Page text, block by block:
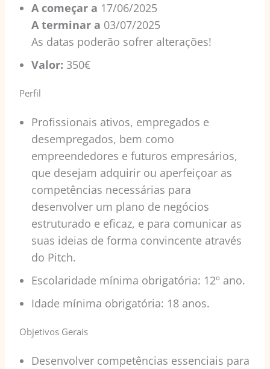
A começar a 17/06/2025
A terminar a 03/07/2025
As datas poderão sofrer alterações!
Valor: 350€
Perfil
Profissionais ativos, empregados e
desempregados, bem como
empreendedores e futuros empresários,
que desejam adquirir ou aperfeiçoar as
competências necessárias para
desenvolver um plano de negócios
estruturado e eficaz, e para comunicar as
suas ideias de forma convincente através
do Pitch.
Escolaridade mínima obrigatória: 12º ano.
Idade mínima obrigatória: 18 anos.
Objetivos Gerais
Desenvolver competências essenciais para